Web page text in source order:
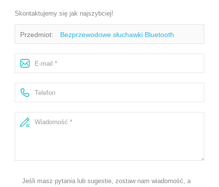
Skontaktujemy się jak najszybciej!
Przedmiot: Bezprzewodowe słuchawki Bluetooth
Jeśli masz pytania lub sugestie, zostaw nam wiadomość, a